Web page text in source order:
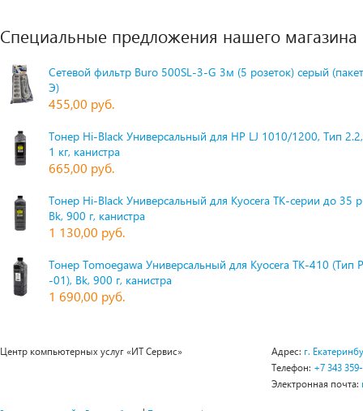
Специальные предложения нашего магазина
Сетевой фильтр Buro 500SL-3-G 3м (5 розеток) серый
Э)
455,00 руб.
Тонер Hi-Black Универсальный для HP LJ 1010/1200, Тип
1 кг, канистра
665,00 руб.
Тонер Hi-Black Универсальный для Kyocera TK-серии до 35
Bk, 900 г, канистра
1 130,00 руб.
Тонер Tomoegawa Универсальный для Kyocera TK-410 (Тип
-01), Bk, 900 г, канистра
1 690,00 руб.
Центр компьютерных услуг «ИТ Сервис» Адрес: г.
Телефон: +7 343
Электронная почта: